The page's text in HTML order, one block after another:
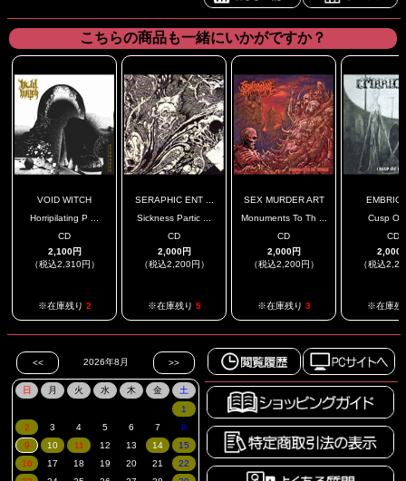
こちらの商品も一緒にいかがですか？
VOID WITCH
Horripilating P ...
CD
2,100円
（税込2,310円）
※在庫残り 2
SERAPHIC ENT ...
Sickness Partic ...
CD
2,000円
（税込2,200円）
※在庫残り 5
SEX MURDER ART
Monuments To Th ...
CD
2,000円
（税込2,200円）
※在庫残り 3
Cusp Of
CD
2,000
（税込
※在庫残